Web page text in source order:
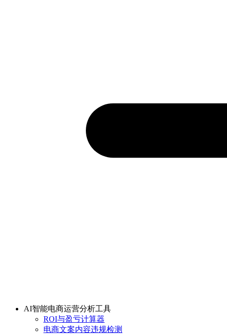
AI智能电商运营分析工具
ROI与盈亏计算器
电商文案内容违规检测